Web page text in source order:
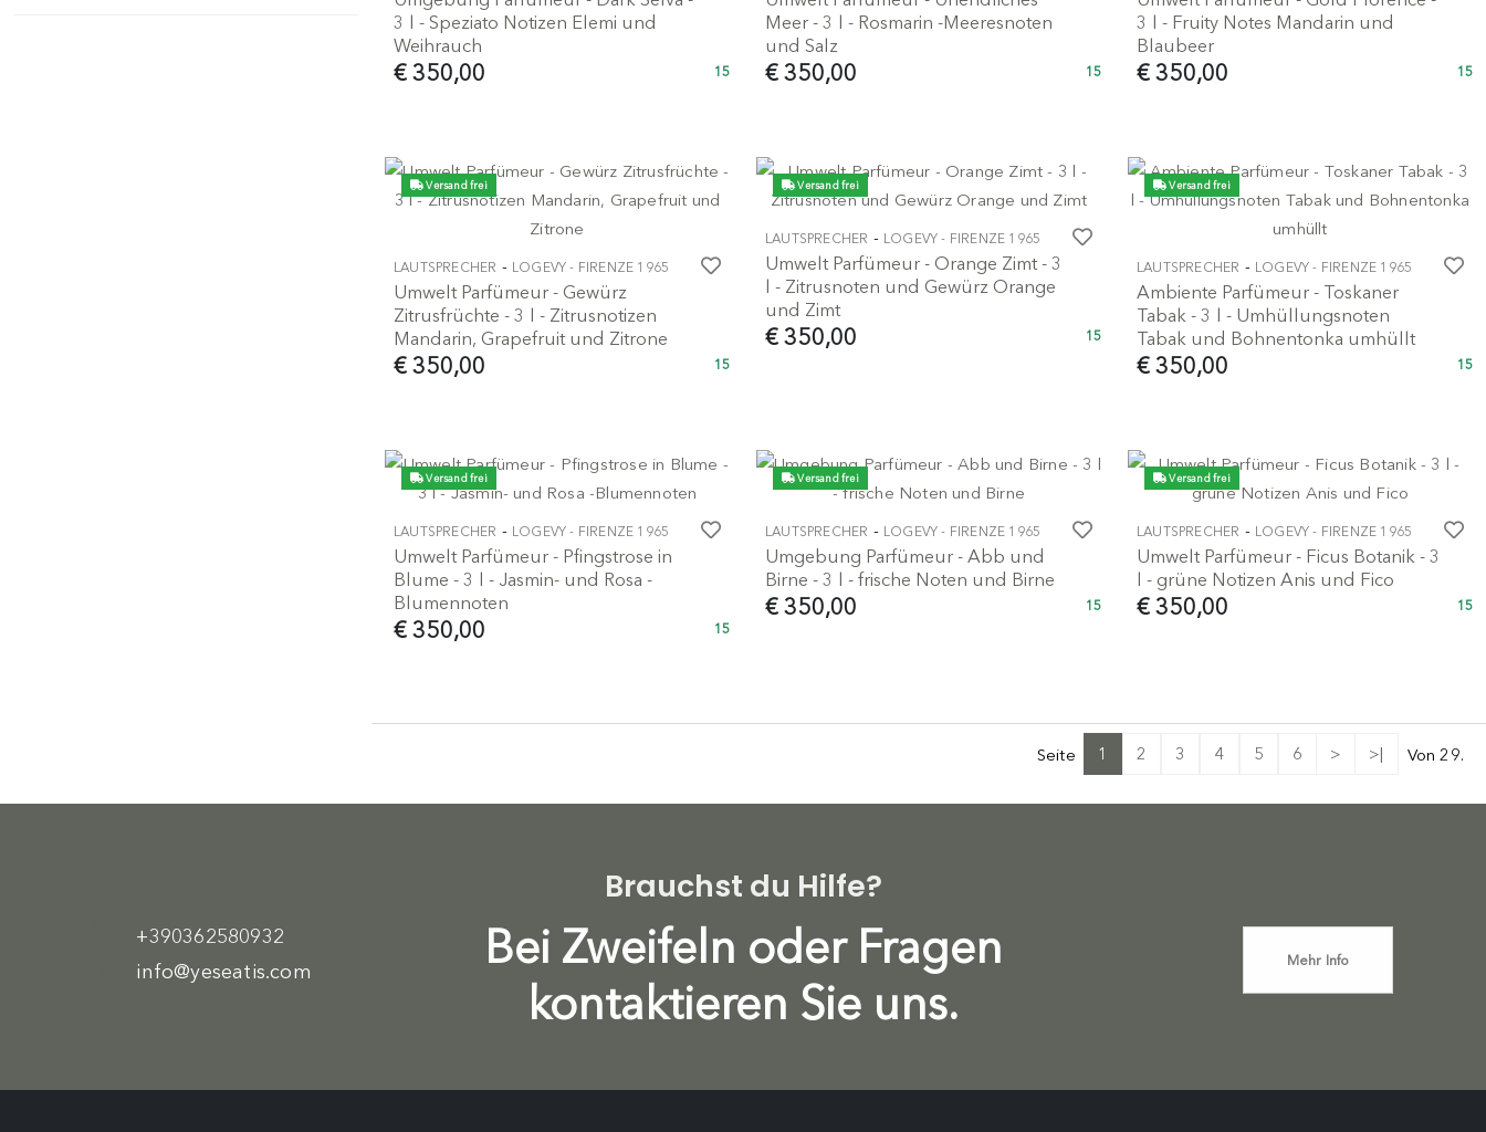
3 l - Speziato Notizen Elemi und
Weihrauch
€ 350,00 15
Meer - 3 l - Rosmarin -Meeresnoten
und Salz
€ 350,00 15
3 l - Fruity Notes Mandarin und
Blaubeer
€ 350,00 15
Versand frei
LAUTSPRECHER - LOGEVY - FIRENZE 1965
Umwelt Parfümeur - Gewürz
Zitrusfrüchte - 3 l - Zitrusnotizen
Mandarin, Grapefruit und Zitrone
€ 350,00 15
Versand frei
LAUTSPRECHER - LOGEVY - FIRENZE 1965
Umwelt Parfümeur - Orange Zimt - 3
l - Zitrusnoten und Gewürz Orange
und Zimt
€ 350,00 15
Versand frei
LAUTSPRECHER - LOGEVY - FIRENZE 1965
Ambiente Parfümeur - Toskaner
Tabak - 3 l - Umhüllungsnoten
Tabak und Bohnentonka umhüllt
€ 350,00 15
Versand frei
LAUTSPRECHER - LOGEVY - FIRENZE 1965
Umwelt Parfümeur - Pfingstrose in
Blume - 3 l - Jasmin- und Rosa -
Blumennoten
€ 350,00 15
Versand frei
LAUTSPRECHER - LOGEVY - FIRENZE 1965
Umgebung Parfümeur - Abb und
Birne - 3 l - frische Noten und Birne
€ 350,00 15
Versand frei
LAUTSPRECHER - LOGEVY - FIRENZE 1965
Umwelt Parfümeur - Ficus Botanik - 3
l - grüne Notizen Anis und Fico
€ 350,00 15
Seite 1 2 3 4 5 6 > >| Von 29.
+390362580932
info@yeseatis.com
Brauchst du Hilfe?
Bei Zweifeln oder Fragen
kontaktieren Sie uns.
Mehr Info